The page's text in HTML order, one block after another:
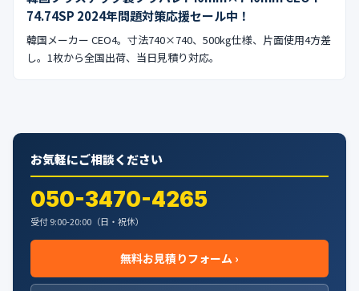
会社案内
74.74SP 2024年問題対策応援セール中！
韓国メーカー CEO4。寸法740×740、500kg仕様、片面使用4方差
し。1枚から全国出荷、当日見積り対応。
お気軽にご相談ください
050-3470-4265
受付 9:00-20:00（日・祝休）
無料お見積りフォーム ›